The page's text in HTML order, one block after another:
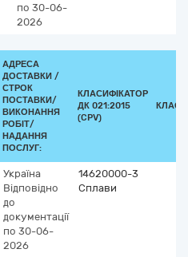
по 30-06-
2026
АДРЕСА
ДОСТАВКИ /
СТРОК
ПОСТАВКИ/
ВИКОНАННЯ
РОБІТ/
НАДАННЯ
ПОСЛУГ:
КЛАСИФІКАТОР
ДК 021:2015
(CPV)
Україна
Відповідно
до
документації
по 30-06-
2026
14620000-3
Сплави